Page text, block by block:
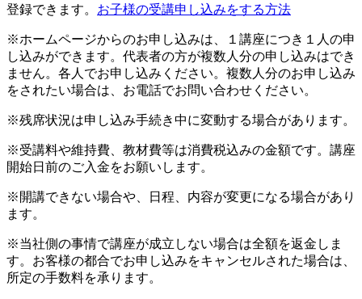
登録できます。 お子様の受講申し込みをする方法
※ホームページからのお申し込みは、１講座につき１人の申
し込みができます。代表者の方が複数人分の申し込みはでき
ません。各人でお申し込みください。複数人分のお申し込み
をされたい場合は、お電話でお問い合わせください。
※残席状況は申し込み手続き中に変動する場合があります。
※受講料や維持費、教材費等は消費税込みの金額です。講座
開始日前のご入金をお願いします。
※開講できない場合や、日程、内容が変更になる場合があり
ます。
※当社側の事情で講座が成立しない場合は全額を返金しま
す。お客様の都合でお申し込みをキャンセルされた場合は、
所定の手数料を承ります。